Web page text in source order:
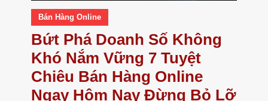
Bán Hàng Online
Bứt Phá Doanh Số Không
Khó Nắm Vững 7 Tuyệt
Chiêu Bán Hàng Online
Ngay Hôm Nay Đừng Bỏ Lỡ